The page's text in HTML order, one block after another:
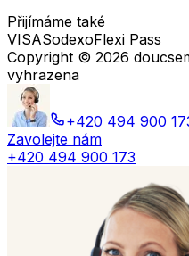
Přijímáme také
VISASodexoFlexi Pass
Copyright © 2026
vyhrazena
+420 494 900
Zavolejte nám
+420 494 900 173